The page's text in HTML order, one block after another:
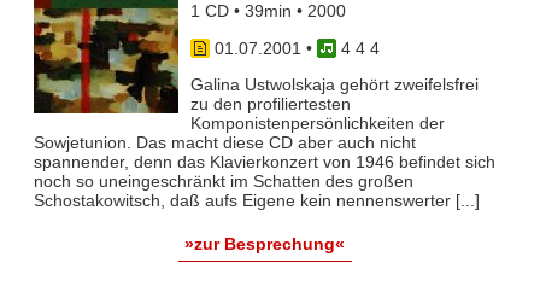
1 CD • 39min • 2000
01.07.2001 •
4 4 4
Galina Ustwolskaja gehört zweifelsfrei
zu den profiliertesten
Komponistenpersönlichkeiten der
Sowjetunion. Das macht diese CD aber auch nicht
spannender, denn das Klavierkonzert von 1946 befindet sich
noch so uneingeschränkt im Schatten des großen
Schostakowitsch, daß aufs Eigene kein nennenswerter [...]
»zur Besprechung«